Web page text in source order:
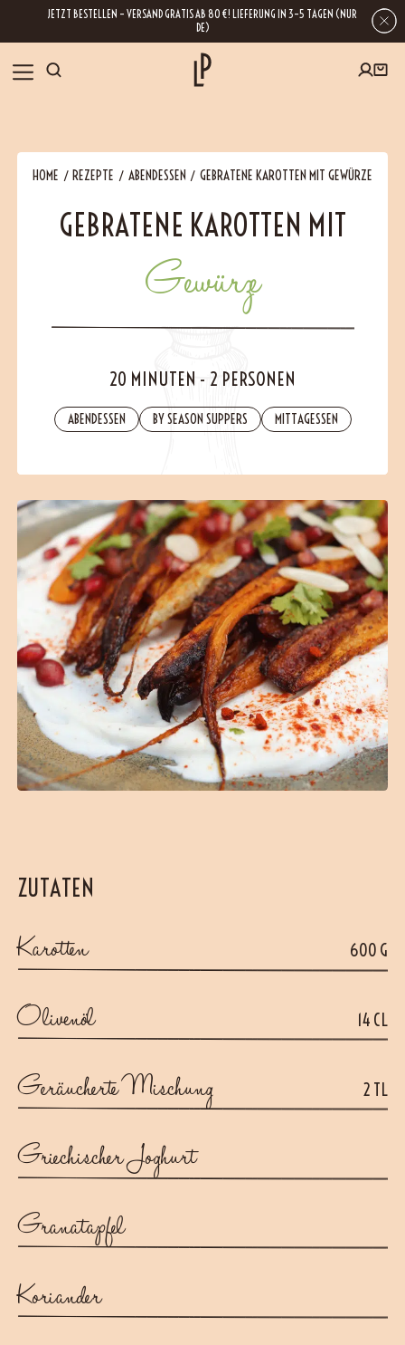
JETZT BESTELLEN – VERSAND GRATIS AB 80 €! LIEFERUNG IN 3–5 TAGEN (NUR
DE)
SHOP
BESUCHEN
Contact
HOME REZEPTE ABENDESSEN GEBRATENE KAROTTEN MIT GEWÜRZE
GEBRATENE KAROTTEN MIT
Gewürze
20 MINUTEN - 2 PERSONEN
ABENDESSEN BY SEASON SUPPERS MITTAGESSEN
ZUTATEN
Karotten 600 G
Olivenöl 14 CL
Geräucherte Mischung 2 TL
Griechischer Joghurt
Granatapfel
Koriander
Wenn Sie Ihre E-Mail-Adresse hinterlassen, erhalten Sie Zugang zu unseren
Newslettern, die reich an Tipps, Inspirationen und Informationen über unsere